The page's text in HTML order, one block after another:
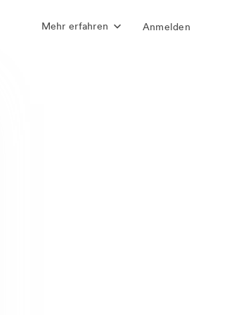
Mehr erfahren Anmelden